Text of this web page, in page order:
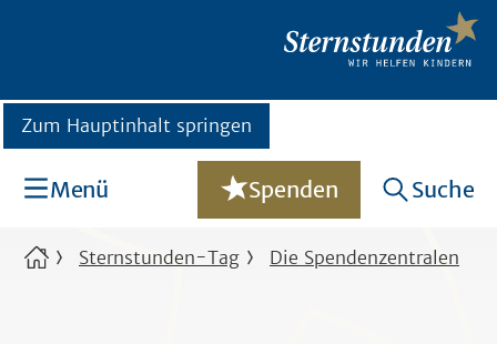
Zum Hauptinhalt springen
Menü Spenden Suche
Sternstunden-Tag Die Spendenzentralen